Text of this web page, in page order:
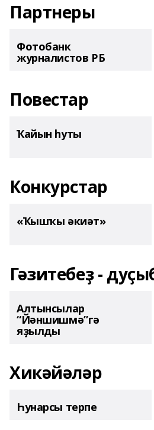
Партнеры
Фотобанк
журналистов РБ
Повестар
Ҡайын һуты
Конкурстар
«Ҡышҡы әкиәт»
Гәзитебеҙ -
Алтынсылар
“Йәншишмә”гә
яҙылды
Хикәйәләр
Һунарсы терпе